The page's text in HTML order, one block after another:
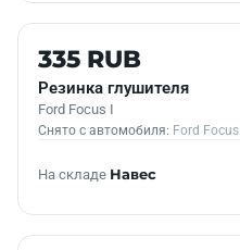
Б/У В НАЛИЧИИ
335 RUB
Резинка глушителя
Ford Focus I
Снято с автомобиля: Ford Focus
На складе Навес